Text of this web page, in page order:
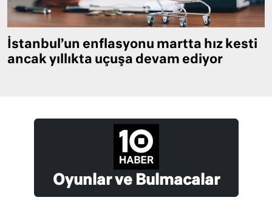
İstanbul’un enflasyonu martta hız kesti
ancak yıllıkta uçuşa devam ediyor
Oyunlar ve Bulmacalar